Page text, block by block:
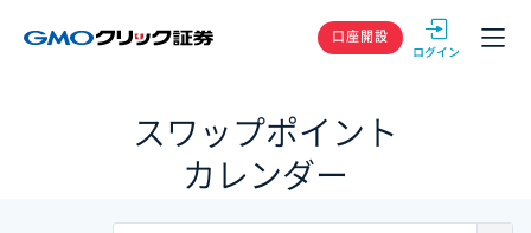
GMOクリック
口座開設
スワップポイント
カレンダー